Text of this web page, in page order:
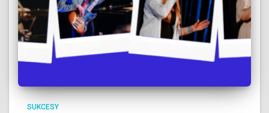
SUKCESY